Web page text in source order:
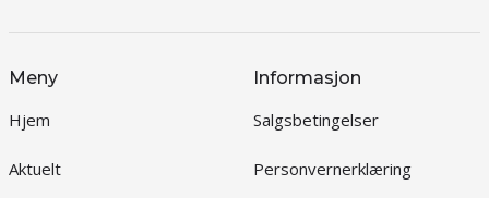
Meny
Hjem
Aktuelt
Informasjon
Salgsbetingelser
Personvernerklæring